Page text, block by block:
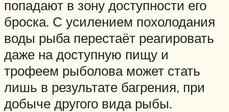
попадают в зону доступности его
броска. С усилением похолодания
воды рыба перестаёт реагировать
даже на доступную пищу и
трофеем рыболова может стать
лишь в результате багрения, при
добыче другого вида рыбы.